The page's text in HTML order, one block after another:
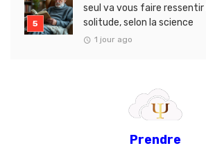
seul va vous faire
solitude, selon la science
1 jour ago
Prendre